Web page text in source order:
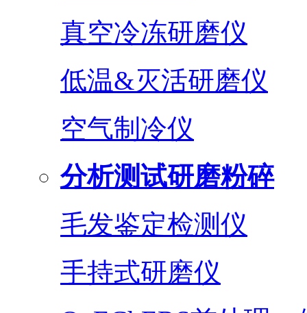
真空冷冻研磨仪
低温&灭活研磨仪
空气制冷仪
分析测试研磨粉碎
毛发鉴定检测仪
手持式研磨仪